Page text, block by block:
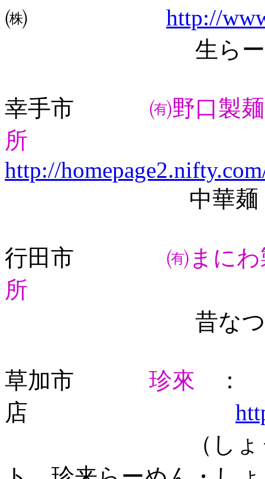
㈱ http://
生らーめん、
幸手市 ㈲野口製麺
所
http://
中華麺（正油
行田市 ㈲まに
所
昔なつかし
草加市 珍來 ：
店
（しょう油、